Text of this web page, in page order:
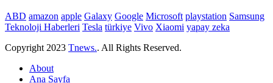
ABD amazon apple Galaxy Google Microsoft playstation Samsung
Teknoloji Haberleri Tesla türkiye Vivo Xiaomi yapay zeka
Copyright 2023 Tnews.. All Rights Reserved.
About
Ana Sayfa